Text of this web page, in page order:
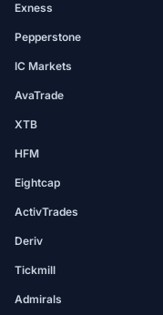
Exness
Pepperstone
IC Markets
AvaTrade
XTB
HFM
Eightcap
ActivTrades
Deriv
Tickmill
Admirals